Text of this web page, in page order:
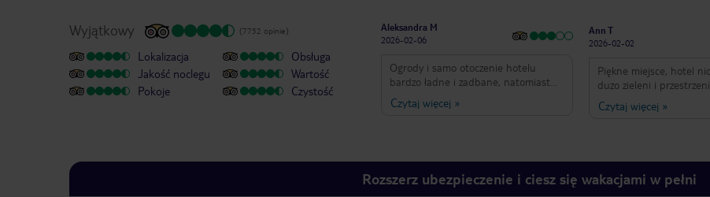
Wyjątkowy (7752 opinie)
Lokalizacja
Jakość noclegu
Pokoje
Obsługa
Wartość
Czystość
Aleksandra M
2026-02-06
Ogrody i samo otoczenie hotelu
bardzo ładne i zadbane, natomiast
najtańsze pokoje z widokiem na ogród
to niestety dramat, ja przed
oznakowaniem DZX1 wyglądają w taki
Czytaj więcej »
Ann T
2026-02-02
Piękne miejsce, hotel
duzo zieleni i przestrzeni,
na plaze, 3 osobne
pozwalające wybrać
Czytaj więcej »
Rozszerz ubezpieczenie i ciesz się wakacjami w pełni